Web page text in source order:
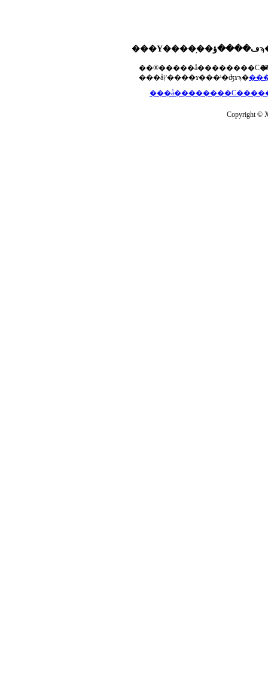
���Υ����֥��ڡ����ؤϡ��ޤ��ۡ���ڡ��������åץ����ɤ���Ƥ��ޤ���agua-
���åץ����ɤ���ˡ�ʤɤϡ�
Copyright ©